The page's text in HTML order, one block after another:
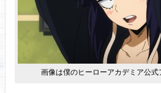
画像は僕のヒーローアカデミア公